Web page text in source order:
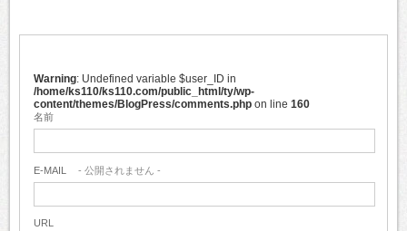
Warning : Undefined variable $user_ID in
/home/ks110/ks110.com/public_html/ty/wp-
content/themes/BlogPress/comments.php on line 160
名前
E-MAIL - 公開されません -
URL